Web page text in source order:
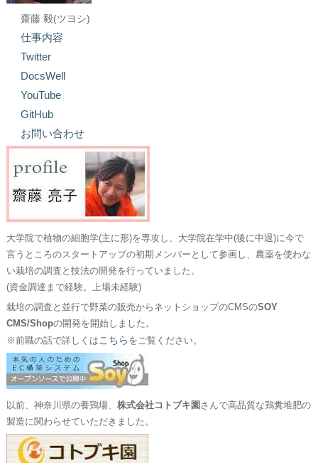
齋藤 毅(ツヨシ)
仕事内容
Twitter
DocsWell
YouTube
GitHub
お問い合わせ
大学院で植物の細胞学(主に形)を専攻し、大学院在学中(後に中退)に今で
言うところのスタートアップの初期メンバーとして参画し、農薬を使わな
い栽培の調査と技法の開発を行っていました。
(資金調達まで経験。上場未経験)
栽培の調査と並行で野菜の販売からネットショップのCMSのSOY
CMS/Shopの開発を開始しました。
※前職の話で詳しくは こちら をご覧ください。
以前、神奈川県の養鶏場、 株式会社コトブキ園 さんで高品質な鶏糞堆肥の
製造に関わらせていただきました。